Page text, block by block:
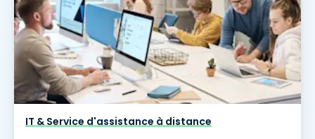
IT & Service d'assistance à distance